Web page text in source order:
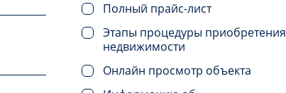
Полный прайс-лист
Этапы процедуры приобретения
недвижимости
Онлайн просмотр объекта